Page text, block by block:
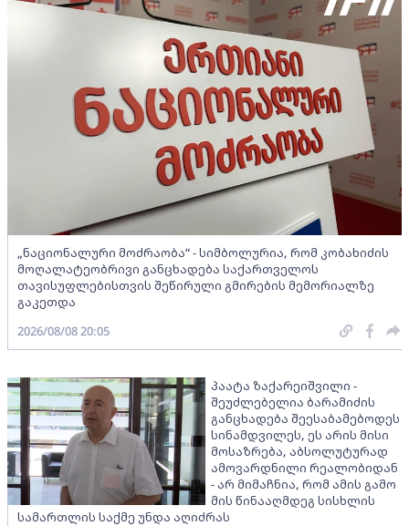
„ნაციონალური მოძრაობა“ - სიმბოლურია, რომ კობახიძის
მოღალატეობრივი განცხადება საქართველოს
თავისუფლებისთვის შეწირული გმირების მემორიალზე
გაკეთდა
2026/08/08 20:05
პაატა ზაქარეიშვილი -
შეუძლებელია ბარამიძის
განცხადება შეესაბამებოდეს
სინამდვილეს, ეს არის მისი
მოსაზრება, აბსოლუტურად
ამოვარდნილი რეალობიდან
- არ მიმაჩნია, რომ ამის გამო
მის წინააღმდეგ სისხლის
სამართლის საქმე უნდა აღიძრას